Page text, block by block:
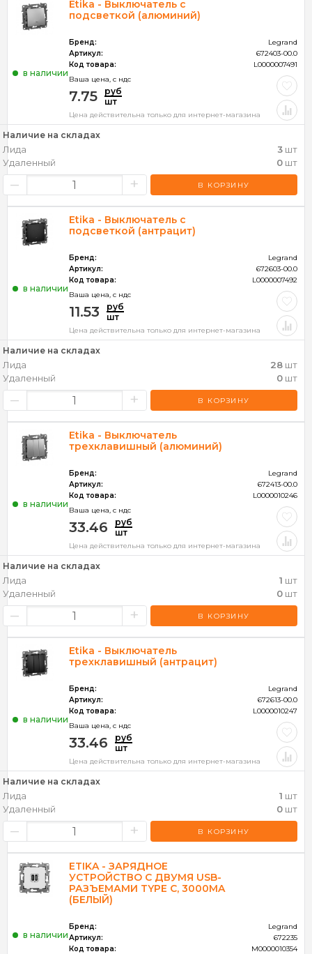
Etika - Выключатель с
подсветкой (алюминий)
Бренд:
Legrand
Артикул:
672403-00.0
Код товара:
L0000007491
Ваша цена, c ндс
7.75
руб
шт
в наличии
Цена действительна только для интернет-магазина
Наличие на складах
Лида 3 шт
Удаленный
0 шт
– + В КОРЗИНУ
Etika - Выключатель с
подсветкой (антрацит)
Бренд:
Legrand
Артикул:
672603-00.0
Код товара:
L0000007492
Ваша цена, c ндс
11.53
руб
шт
в наличии
Цена действительна только для интернет-магазина
Наличие на складах
Лида 28 шт
Удаленный
0 шт
– + В КОРЗИНУ
Etika - Выключатель
трехклавишный (алюминий)
Бренд:
Legrand
Артикул:
672413-00.0
Код товара:
L0000010246
Ваша цена, c ндс
33.46
руб
шт
в наличии
Цена действительна только для интернет-магазина
Наличие на складах
Лида 1 шт
Удаленный
0 шт
– + В КОРЗИНУ
Etika - Выключатель
трехклавишный (антрацит)
Бренд:
Legrand
Артикул:
672613-00.0
Код товара:
L0000010247
Ваша цена, c ндс
33.46
руб
шт
в наличии
Цена действительна только для интернет-магазина
Наличие на складах
Лида 1 шт
Удаленный
0 шт
– + В КОРЗИНУ
ETIKA - ЗАРЯДНОЕ
УСТРОЙСТВО С ДВУМЯ USB-
РАЗЪЕМАМИ TYPE C, 3000MA
(БЕЛЫЙ)
Бренд:
Legrand
Артикул:
672235
Код товара:
M0000010354
в наличии